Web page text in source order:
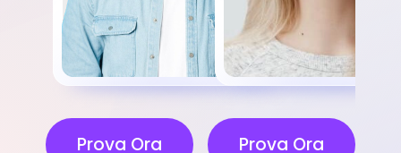
Prova Ora Prova Ora